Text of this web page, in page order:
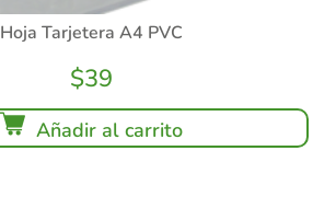
Hoja Tarjetera A4 PVC
$39
Añadir al carrito